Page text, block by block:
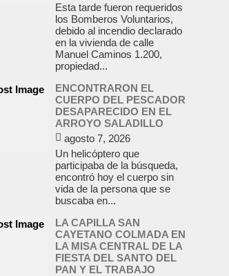
Esta tarde fueron requeridos
los Bomberos Voluntarios,
debido al incendio declarado
en la vivienda de calle
Manuel Caminos 1.200,
propiedad...
ENCONTRARON EL
CUERPO DEL PESCADOR
DESAPARECIDO EN EL
ARROYO SALADILLO
agosto 7, 2026
Un helicóptero que
participaba de la búsqueda,
encontró hoy el cuerpo sin
vida de la persona que se
buscaba en...
LA CAPILLA SAN
CAYETANO COLMADA EN
LA MISA CENTRAL DE LA
FIESTA DEL SANTO DEL
PAN Y EL TRABAJO